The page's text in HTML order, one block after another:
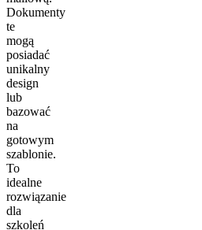
Dokumenty
te
mogą
posiadać
unikalny
design
lub
bazować
na
gotowym
szablonie.
To
idealne
rozwiązanie
dla
szkoleń